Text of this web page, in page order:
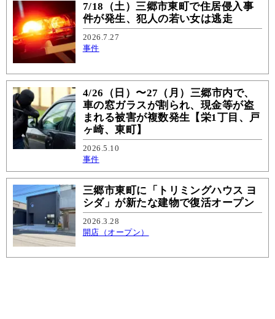
7/18（土）三郷市東町で住居侵入事
件が発生、犯人の若い女は逃走
2026.7.27
事件
4/26（日）〜27（月）三郷市内で、
車の窓ガラスが割られ、現金等が盗
まれる被害が複数発生【栄1丁目、戸
ヶ崎、東町】
2026.5.10
事件
三郷市東町に「トリミングハウス ヨ
シダ」が新たな建物で復活オープン
2026.3.28
開店（オープン）